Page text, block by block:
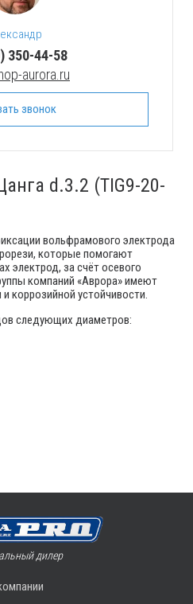
350-44-58
aurora.ru
звонок
d.3.2 (TIG9-20-
вольфрамового электрода
которые помогают
электрод, за счёт осевого
компаний «Аврора» имеют
коррозийной устойчивости.
следующих диаметров:
дилер